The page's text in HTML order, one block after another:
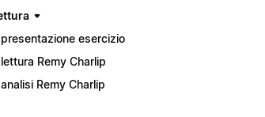
esercizio
Remy Charlip
Remy Charlip